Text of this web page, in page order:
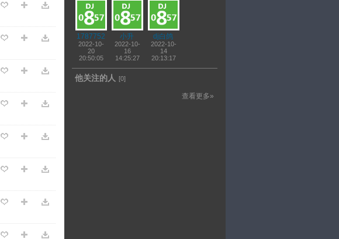
1787752
7
2022-10-
20
20:50:05
小升
2022-10-
16
14:25:27
dj白鸽
2022-10-
14
20:13:17
他关注的人 [0]
查看更多»